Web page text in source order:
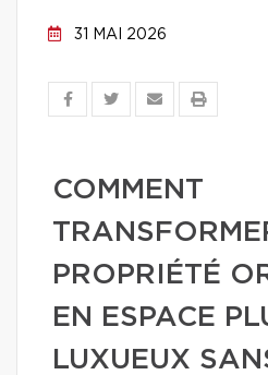
31 MAI 2026
COMMENT
PROPRIÉTÉ
EN ESPACE
LUXUEUX